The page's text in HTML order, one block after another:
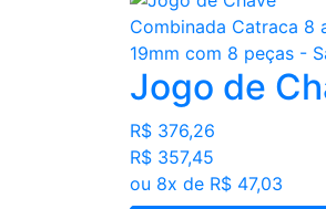
Jogo de
R$ 376,26
R$ 357,45
ou 8x de R$ 47,03